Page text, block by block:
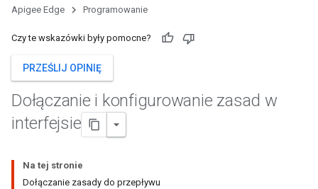
Apigee Edge Programowanie
Czy te wskazówki były pomocne?
PRZEŚLIJ OPINIĘ
Dołączanie i konfigurowanie zasad w
interfejsie
Na tej stronie
Dołączanie zasady do przepływu